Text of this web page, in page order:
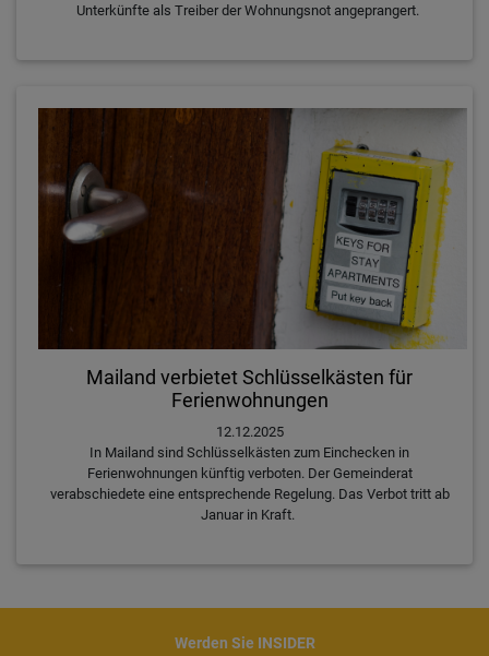
Unterkünfte als Treiber der Wohnungsnot angeprangert.
Mailand verbietet Schlüsselkästen für
Ferienwohnungen
12.12.2025
In Mailand sind Schlüsselkästen zum Einchecken in
Ferienwohnungen künftig verboten. Der Gemeinderat
verabschiedete eine entsprechende Regelung. Das Verbot tritt ab
Januar in Kraft.
Werden Sie INSIDER